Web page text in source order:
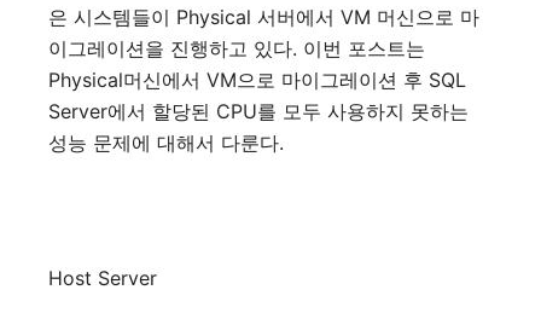
은 시스템들이 Physical 서버에서 VM 머신으로 마
이그레이션을 진행하고 있다. 이번 포스트는
Physical머신에서 VM으로 마이그레이션 후 SQL
Server에서 할당된 CPU를 모두 사용하지 못하는
성능 문제에 대해서 다룬다.
Host Server